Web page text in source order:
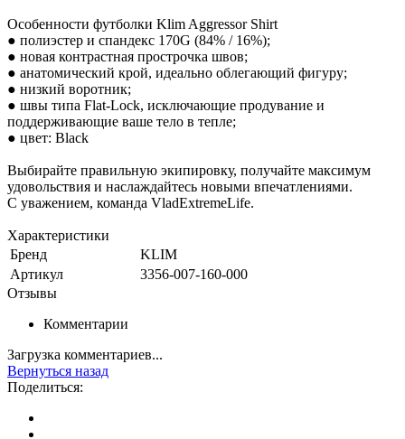
Особенности футболки Klim Aggressor Shirt
● полиэстер и спандекс 170G (84% / 16%);
● новая контрастная прострочка швов;
● анатомический крой, идеально облегающий фигуру;
● низкий воротник;
● швы типа Flat-Lock, исключающие продувание и
поддерживающие ваше тело в тепле;
● цвет: Black
Выбирайте правильную экипировку, получайте максимум
удовольствия и наслаждайтесь новыми впечатлениями.
С уважением, команда VladExtremeLife.
Характеристики
Бренд
KLIM
Артикул
3356-007-160-000
Отзывы
Комментарии
Загрузка комментариев...
Вернуться назад
Поделиться: